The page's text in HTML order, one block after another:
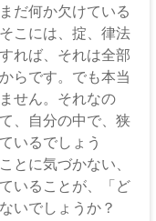
だ何か欠けている
こには、掟、律法
れば、それは全部
らです。でも本当
せん。それなの
、自分の中で、狭
いるでしょう
とに気づかない、
いることが、「ど
いでしょうか？